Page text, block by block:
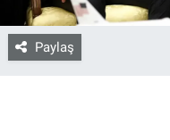
Paylaş
Gözden Kaçmasın